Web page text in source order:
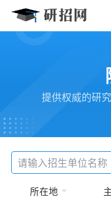
提供权威的研
所在地